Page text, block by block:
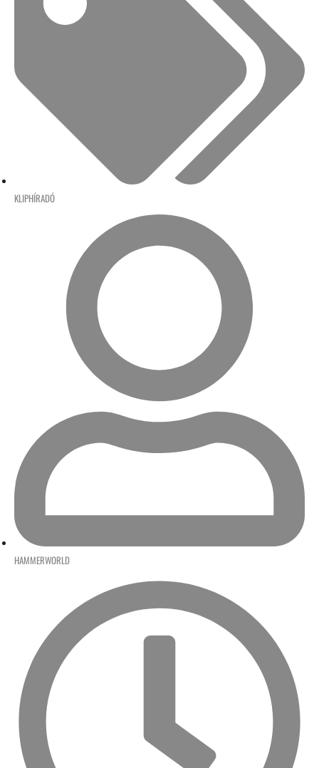
KLIPHÍRADÓ
HAMMERWORLD